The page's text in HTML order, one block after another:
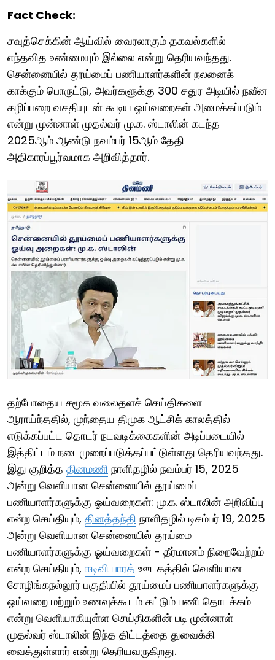
Fact Check:
சவுத்செக்கின் ஆய்வில் வைரலாகும் தகவல்களில்
எந்தவித உண்மையும் இல்லை என்று தெரியவந்தது.
சென்னையில் தூய்மைப் பணியாளர்களின் நலனைக்
காக்கும் பொருட்டு, அவர்களுக்கு 300 சதுர அடியில் நவீன
கழிப்பறை வசதியுடன் கூடிய ஓய்வறைகள் அமைக்கப்படும்
என்று முன்னாள் முதல்வர் மு.க. ஸ்டாலின் கடந்த
2025ஆம் ஆண்டு நவம்பர் 15ஆம் தேதி
அதிகாரப்பூர்வமாக அறிவித்தார்.
தற்போதைய சமூக வலைதளச் செய்திகளை
ஆராய்ந்ததில், முந்தைய திமுக ஆட்சிக் காலத்தில்
எடுக்கப்பட்ட தொடர் நடவடிக்கைகளின் அடிப்படையில்
இத்திட்டம் நடைமுறைப்படுத்தப்பட்டுள்ளது தெரியவந்தது.
இது குறித்த தினமணி நாளிதழில் நவம்பர் 15, 2025
அன்று வெளியான சென்னையில் தூய்மைப்
பணியாளர்களுக்கு ஓய்வறைகள்: மு.க. ஸ்டாலின் அறிவிப்பு
என்ற செய்தியும், தினத்தந்தி நாளிதழில் டிசம்பர் 19, 2025
அன்று வெளியான சென்னையில் தூய்மை
பணியாளர்களுக்கு ஓய்வறைகள் - தீர்மானம் நிறைவேற்றம்
என்ற செய்தியும், ஈடிவி பாரத் ஊடகத்தில் வெளியான
சோழிங்கநல்லூர் பகுதியில் தூய்மைப் பணியாளர்களுக்கு
ஓய்வறை மற்றும் உணவுக்கூடம் கட்டும் பணி தொடக்கம்
என்று வெளியாகியுள்ள செய்திகளின் படி முன்னாள்
முதல்வர் ஸ்டாலின் இந்த திட்டத்தை துவைக்கி
வைத்துள்ளார் என்று தெரியவருகிறது.